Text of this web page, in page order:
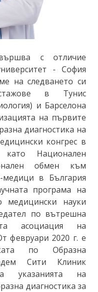
с отличие
- София
на следването си
в Тунис
и Барселона
на първите
диагностика на
конгрес в
Национален
обмен към
медици в България
програма на
медицински науки
по вътрешна
асоциация на
февруари 2020 г. е
по Образна
Сити Клиник
указанията на
диагностика за